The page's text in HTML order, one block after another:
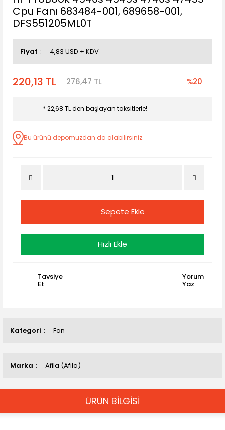
Kategori Fan
Marka Afila (Afila)
Cpu Fanı 683484-001, 689658-001,
DFS551205ML0T
Fiyat 4,83 USD + KDV
220,13 TL 276,47 TL %20
* 22,68 TL den başlayan taksitlerle!
Bu ürünü depomuzdan da alabilirsiniz.
Sepete Ekle
Hızlı Ekle
Tavsiye
Et
Yorum
Yaz
ÜRÜN BİLGİSİ